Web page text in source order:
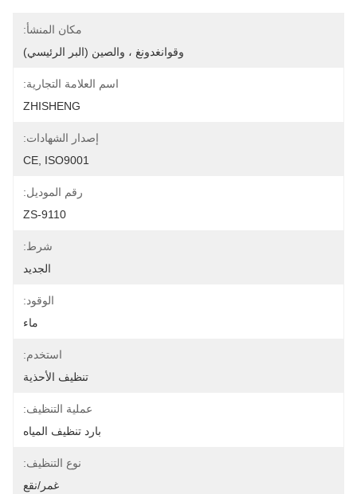
مكان المنشأ:
وقوانغدونغ ، والصين (البر الرئيسي)
اسم العلامة التجارية:
ZHISHENG
إصدار الشهادات:
CE, ISO9001
رقم الموديل:
ZS-9110
شرط:
الجديد
الوقود:
ماء
استخدم:
تنظيف الأحذية
عملية التنظيف:
بارد تنظيف المياه
نوع التنظيف:
غمر/نقع